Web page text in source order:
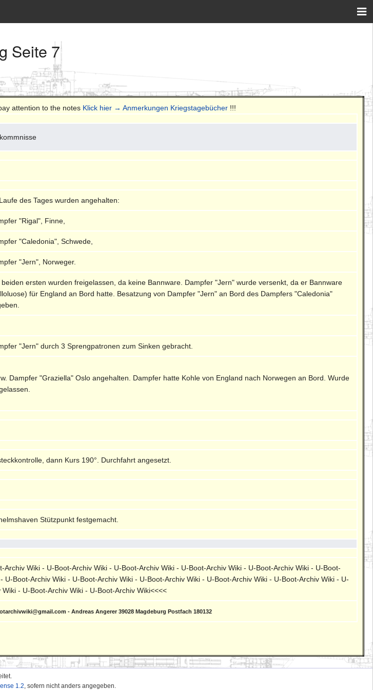
Seite 7
attention to the notes Klick hier → Anmerkungen Kriegstagebücher !!!
des Tages wurden angehalten:
"Rigal", Finne,
"Caledonia", Schwede,
"Jern", Norweger.
beiden ersten wurden freigelassen, da keine Bannware. Dampfer "Jern" wurde versenkt, da er Bannware
für England an Bord hatte. Besatzung von Dampfer "Jern" an Bord des Dampfers "Caledonia"
"Jern" durch 3 Sprengpatronen zum Sinken gebracht.
Dampfer "Graziella" Oslo angehalten. Dampfer hatte Kohle von England nach Norwegen an Bord. Wurde
dann Kurs 190°. Durchfahrt angesetzt.
Stützpunkt festgemacht.
Wiki - U-Boot-Archiv Wiki - U-Boot-Archiv Wiki - U-Boot-Archiv Wiki - U-Boot-Archiv Wiki - U-Boot-
Boot-Archiv Wiki - U-Boot-Archiv Wiki - U-Boot-Archiv Wiki - U-Boot-Archiv Wiki - U-Boot-Archiv Wiki - U-
- U-Boot-Archiv Wiki - U-Boot-Archiv Wiki<<<<
- Andreas Angerer 39028 Magdeburg Postfach 180132
1.2 , sofern nicht anders angegeben.